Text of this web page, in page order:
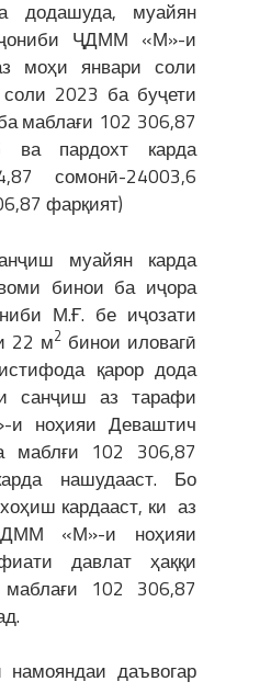
додашуда, муайян
ҶДММ «М»-и
моҳи январи соли
2023 ба буҷети
маблағи 102 306,87
ва пардохт карда
сомонӣ-24003,6
фарқият)
муайян карда
бинои ба иҷора
М.Ғ. бе иҷозати
22 м2 бинои иловагӣ
қарор дода
санҷиш аз тарафи
ноҳияи Деваштич
маблғи 102 306,87
нашудааст. Бо
кардааст, ки аз
«М»-и ноҳияи
давлат ҳаққи
102 306,87
даъвогар